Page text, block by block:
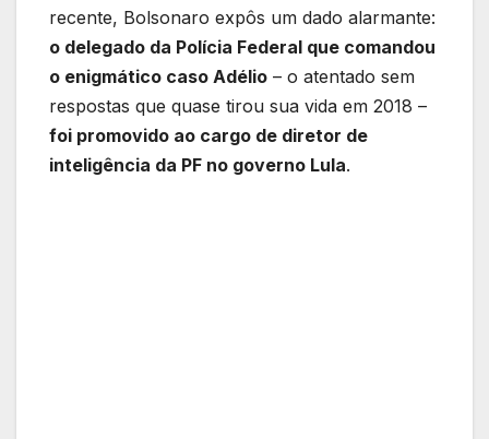
recente, Bolsonaro expôs um dado alarmante:
o delegado da Polícia Federal que comandou
o enigmático caso Adélio – o atentado sem
respostas que quase tirou sua vida em 2018 –
foi promovido ao cargo de diretor de
inteligência da PF no governo Lula.